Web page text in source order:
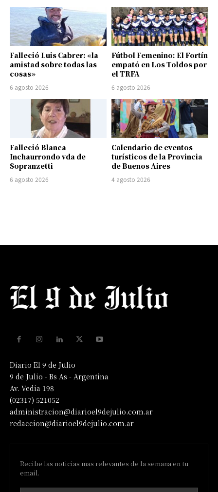
Falleció Luis Cabrer: «la
amistad sobre todas las
cosas»
6 agosto 2026
Fútbol Femenino: El Fortín
empató en Los Toldos por
el TRFA
6 agosto 2026
Falleció Blanca
Inchaurrondo vda de
Sopranzetti
6 agosto 2026
Calendario de eventos
turísticos de la Provincia
de Buenos Aires
4 agosto 2026
Diario El 9 de Julio
9 de Julio - Bs As - Argentina
Av. Vedia 198
(02317) 521052
administracion@diarioel9dejulio.com.ar
redaccion@diarioel9dejulio.com.ar
Recibe las noticias mas relevantes de la semana en tu
email.